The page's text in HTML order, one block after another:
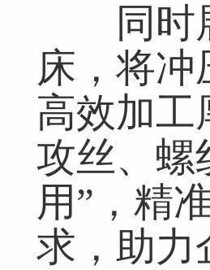
同时展
床，将
高效加工
攻丝、螺
用”，精
求，助力